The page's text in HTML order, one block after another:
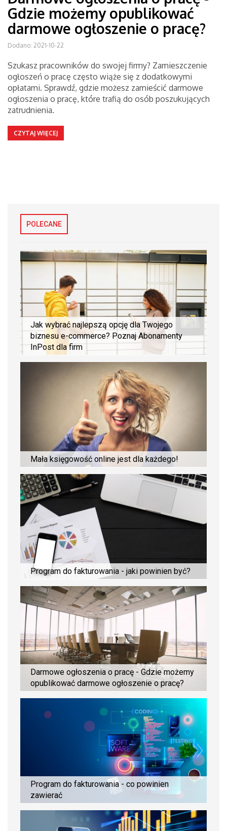
Gdzie możemy opublikować
darmowe ogłoszenie o pracę?
Dodano: 2021-10-22
Szukasz pracowników do swojej firmy? Zamieszczenie
ogłoszeń o pracę często wiąże się z dodatkowymi
opłatami. Sprawdź, gdzie możesz zamieścić darmowe
ogłoszenia o pracę, które trafią do osób poszukujących
zatrudnienia.
CZYTAJ WIĘCEJ
POLECANE
Jak wybrać najlepszą opcję dla Twojego
biznesu e-commerce? Poznaj Abonamenty
InPost dla firm
Mała księgowość online jest dla każdego!
Program do fakturowania - jaki powinien być?
Darmowe ogłoszenia o pracę - Gdzie możemy
opublikować darmowe ogłoszenie o pracę?
Program do fakturowania - co powinien
zawierać